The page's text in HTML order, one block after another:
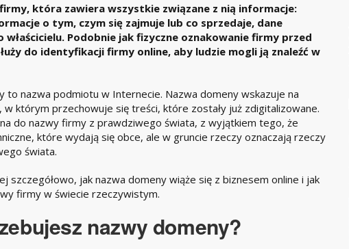
która zawiera wszystkie związane z nią informacje:
o tym, czym się zajmuje lub co sprzedaje, dane
Podobnie jak fizyczne oznakowanie firmy przed
do identyfikacji firmy online, aby ludzie mogli ją znaleźć w
to nazwa podmiotu w Internecie. Nazwa domeny wskazuje na
którym przechowuje się treści, które zostały już zdigitalizowane.
do nazwy firmy z prawdziwego świata, z wyjątkiem tego, że
które wydają się obce, ale w gruncie rzeczy oznaczają rzeczy
świata.
szczegółowo, jak nazwa domeny wiąże się z biznesem online i jak
firmy w świecie rzeczywistym.
nazwy domeny?